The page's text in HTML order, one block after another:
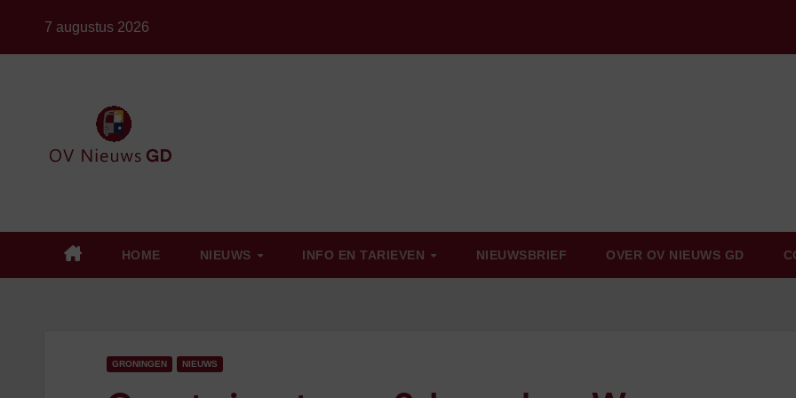
7 augustus 2026
HOME NIEUWS INFO EN TARIEVEN NIEUWSBRIEF OVER OV NIEUWS GD
GRONINGEN NIEUWS